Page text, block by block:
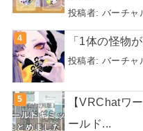
投稿者: バーチャ
「1体の怪物
投稿者: バーチャ
【VRChatワ
ールド...